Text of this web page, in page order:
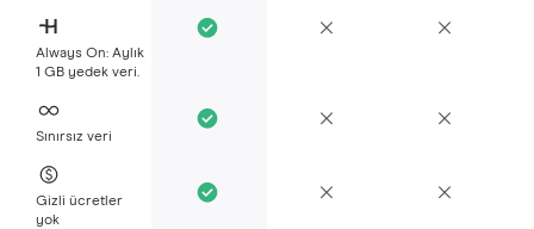
Always On: Aylık
1 GB yedek veri.
Sınırsız veri
Gizli ücretler
yok